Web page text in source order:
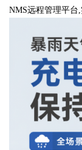
NMS远程管理平台